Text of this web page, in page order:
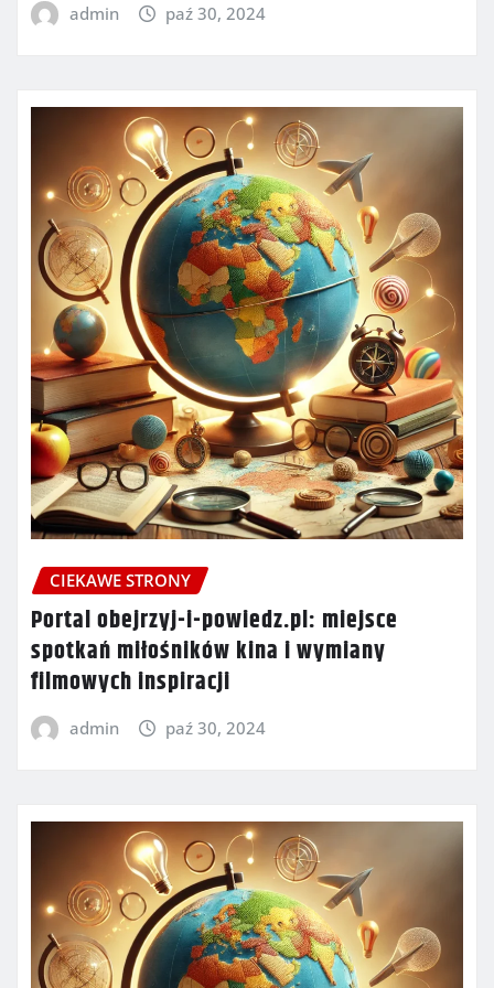
admin paź 30, 2024
CIEKAWE STRONY
Portal obejrzyj-i-powiedz.pl: miejsce
spotkań miłośników kina i wymiany
filmowych inspiracji
admin paź 30, 2024